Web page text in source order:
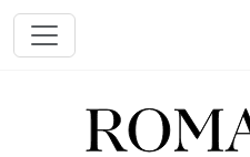
Перейти к основному